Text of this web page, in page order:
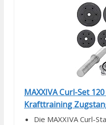
MAXXIVA Curl-Set
Krafttraining
Die MAXXIVA Curl-